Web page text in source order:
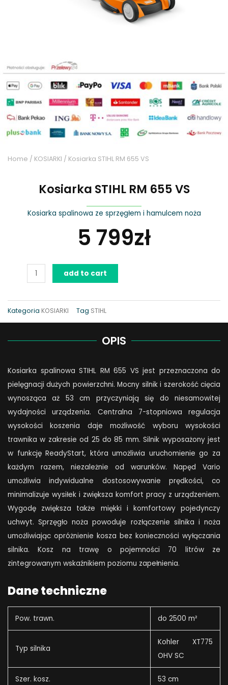
Home / KOSIARKI / Kosiarka STIHL RM 655 VS
Kosiarka STIHL RM 655 VS
Kosiarka spalinowa ze sprzęgłem i hamulcem noża
5 799zł
Kosiarka
655
add to cart
Kategoria KOSIARKI Tag STIHL
OPIS
Kosiarka spalinowa STIHL RM 655 VS jest przeznaczona do
pielęgnacji dużych powierzchni. Mocny silnik i szerokość cięcia
wynosząca aż 53 cm przyczyniają się do niesamowitej
wydajności urządzenia. Centralna 7-stopniowa regulacja
wysokości koszenia daje możliwość wyboru wysokości
trawnika w zakresie od 25 do 85 mm. Silnik wyposażony jest
w funkcję ReadyStart, która umożliwia uruchomienie go za
każdym razem, niezależnie od warunków. Napęd Vario
umożliwia indywidualne dostosowywanie prędkości, co
minimalizuje wysiłek i zwiększa komfort pracy z urządzeniem.
Wygodę zwiększa także miękki i komfortowy pojedynczy
uchwyt. Sprzęgło noża powoduje rozłączenie silnika i noża
umożliwiając opróżnienie kosza bez konieczności wyłączania
silnika. Kosz na trawę o pojemności 70 litrów ze
zintegrowanym wskaźnikiem poziomu zapełnienia.
Dane techniczne
Pow. trawn. do 2500 m²
Typ silnika
Kohler XT775
OHV SC
Szer. kosz. 53 cm